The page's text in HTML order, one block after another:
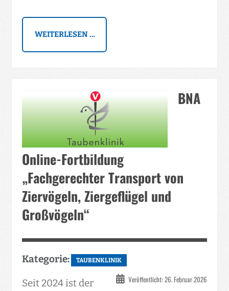
WEITERLESEN …
BNA
Online-Fortbildung
„Fachgerechter Transport von
Ziervögeln, Ziergeflügel und
Großvögeln“
Kategorie: TAUBENKLINIK
Veröffentlicht: 26. Februar 2026
Seit 2024 ist der